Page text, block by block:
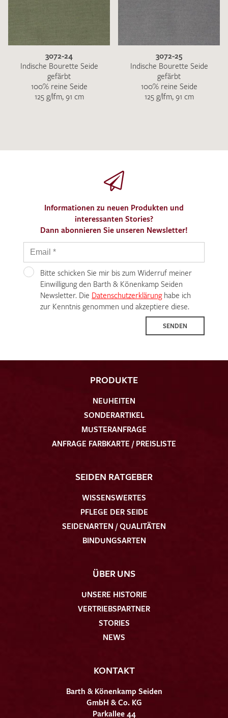
3072-24
Indische Bourette Seide
gefärbt
100% reine Seide
125 g/lfm, 91 cm
3072-25
Indische Bourette Seide
gefärbt
100% reine Seide
125 g/lfm, 91 cm
Informationen zu neuen Produkten und
interessanten Stories?
Dann abonnieren Sie unseren Newsletter!
Bitte schicken Sie mir bis zum Widerruf meiner
Einwilligung den Barth & Könenkamp Seiden
Newsletter. Die Datenschutzerklärunghabe ich
zur Kenntnis genommen und akzeptiere diese.
SENDEN
PRODUKTE
NEUHEITEN
SONDERARTIKEL
MUSTERANFRAGE
ANFRAGE FARBKARTE / PREISLISTE
SEIDEN RATGEBER
WISSENSWERTES
PFLEGE DER SEIDE
SEIDENARTEN / QUALITÄTEN
BINDUNGSARTEN
ÜBER UNS
UNSERE HISTORIE
VERTRIEBSPARTNER
STORIES
NEWS
KONTAKT
Barth & Könenkamp Seiden
GmbH & Co. KG
Parkallee 44